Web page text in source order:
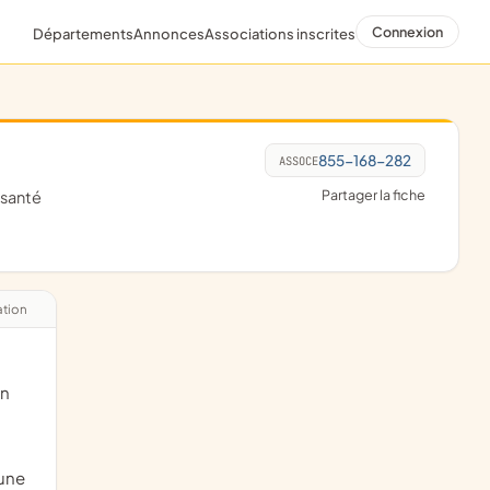
DépartementsAnnoncesAssociations inscrites Connexion
ASSOCE855-168-282
Partager la fiche